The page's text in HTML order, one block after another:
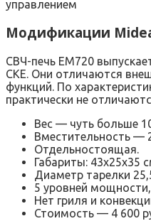
Модификации
СВЧ-печь EM720
CKE. Они отличаются
функций. По
практически не
Вес — чуть больше
Вместительность —
Отдельностоящая.
Габариты: 43х25х35
Диаметр тарелки
5 уровней
Нет гриля и
Стоимость — 4 600